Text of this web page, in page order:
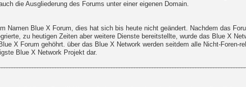
die Ausgliederung des Forums unter einer eigenen Domain.
Namen Blue X Forum, dies hat sich bis heute nicht geändert. Nachdem das
zu heutigen Zeiten aber weitere Dienste bereitstellte, wurde das Blue X
X Forum gehöhrt. über das Blue X Network werden seitdem alle Nicht-Foren-
Blue X Network Projekt dar.